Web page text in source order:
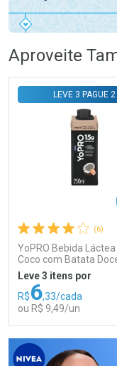
Comprar sem
Por R$ 108,99/cada
Comprar sem
Por R$ 108,99/cada
Aproveite
(6)
YoPRO Bebida Láctea
Coco com Batata
de proteínas 250ml
LEVE 3 PAGUE 2
Leve 3 itens por
R$6,33/cada
ou R$ 9,49/un
Laboratório